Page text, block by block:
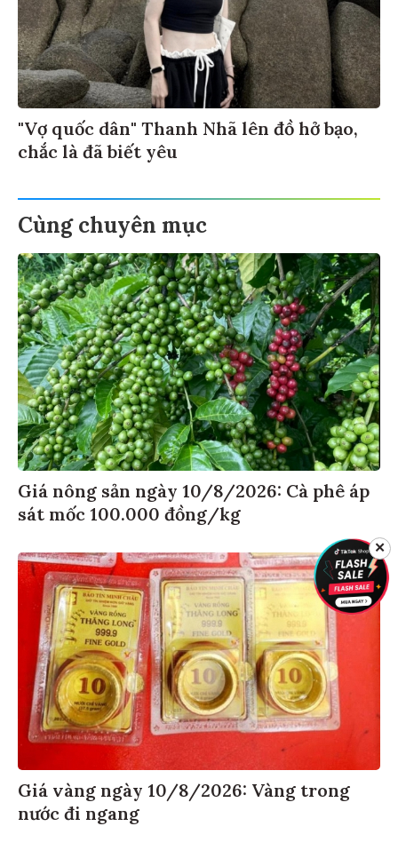
"Vợ quốc dân" Thanh Nhã lên đồ hở bạo,
chắc là đã biết yêu
Cùng chuyên mục
Giá nông sản ngày 10/8/2026: Cà phê áp
sát mốc 100.000 đồng/kg
Giá vàng ngày 10/8/2026: Vàng trong
nước đi ngang
✕